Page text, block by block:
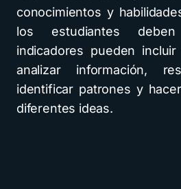
conocimientos y
los estudiantes
indicadores pueden
analizar información,
identificar patrones y
diferentes ideas.